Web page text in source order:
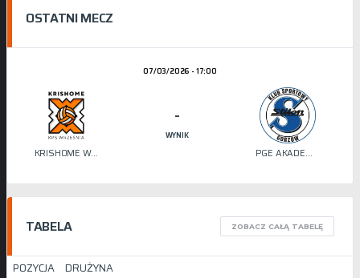
OSTATNI MECZ
07/03/2026 - 17:00
KRISHOME WRZEŚNIA PGE AKADEMIA SIATKÓWKI STILON
-
WYNIK
TABELA ZOBACZ CAŁĄ TABELĘ
POZYCJA
DRUŻYNA